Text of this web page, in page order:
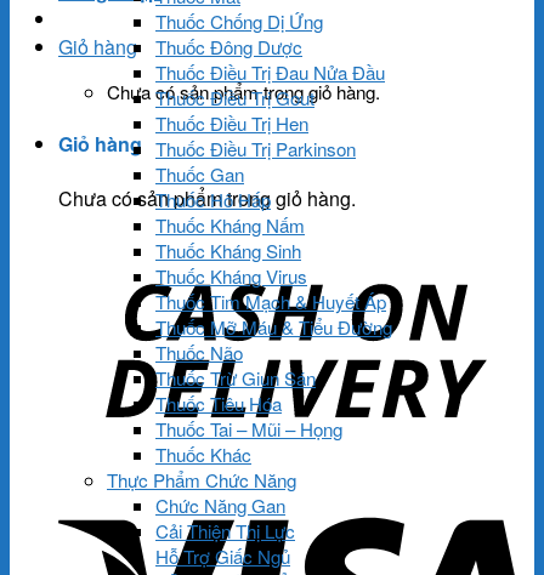
Giỏ hàng
Chưa có sản phẩm trong giỏ hàng.
Giỏ hàng
Chưa có sản phẩm trong giỏ hàng.
Thuốc Chống Dị Ứng
Thuốc Đông Dược
Thuốc Điều Trị Đau Nửa Đầu
Thuốc Điều Trị Gout
Thuốc Điều Trị Hen
Thuốc Điều Trị Parkinson
Thuốc Gan
Thuốc Hô Hấp
Thuốc Kháng Nấm
Thuốc Kháng Sinh
Thuốc Kháng Virus
Thuốc Tim Mạch & Huyết Áp
Thuốc Mỡ Máu & Tiểu Đường
Thuốc Não
Thuốc Trừ Giun Sán
Thuốc Tiêu Hóa
Thuốc Tai – Mũi – Họng
Thuốc Khác
Thực Phẩm Chức Năng
Chức Năng Gan
Cải Thiện Thị Lực
Hỗ Trợ Giấc Ngủ